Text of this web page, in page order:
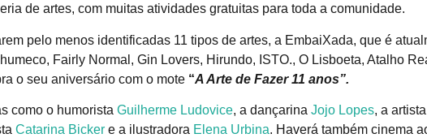
de artes, com muitas atividades gratuitas para toda a comunidade.
pelo menos identificadas 11 tipos de artes, a EmbaiXada, que é
Fairly Normal, Gin Lovers, Hirundo, ISTO., O Lisboeta, Atalho
o seu aniversário com o mote “A Arte de Fazer 11 anos”.
como o humorista Guilherme Ludovice, a dançarina Jojo Lopes, a
Catarina Bicker e a ilustradora Elena Urbina. Haverá também cinema